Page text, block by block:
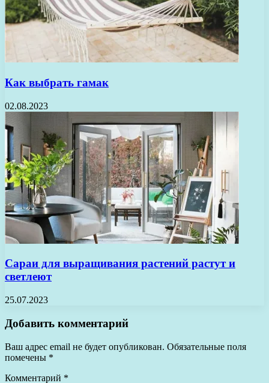
Как выбрать гамак
02.08.2023
Сараи для выращивания растений растут и
светлеют
25.07.2023
Добавить комментарий
Ваш адрес email не будет опубликован. Обязательные поля
помечены *
Комментарий *